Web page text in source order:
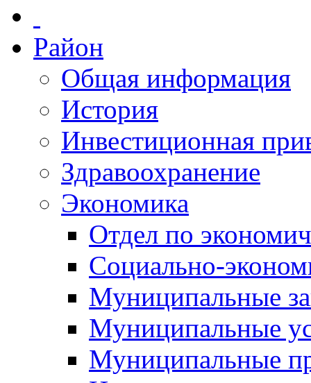
Район
Общая информация
История
Инвестиционная
Здравоохранение
Экономика
Отдел по
Социально-
Муниципальные
Муниципальные
Муниципальные